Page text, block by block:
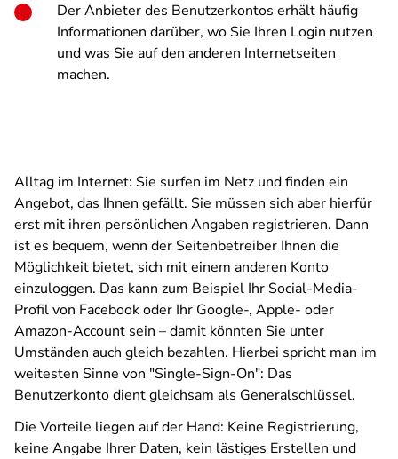
Der Anbieter des Benutzerkontos erhält häufig
Informationen darüber, wo Sie Ihren Login nutzen
und was Sie auf den anderen Internetseiten
machen.
Alltag im Internet: Sie surfen im Netz und finden ein
Angebot, das Ihnen gefällt. Sie müssen sich aber hierfür
erst mit ihren persönlichen Angaben registrieren. Dann
ist es bequem, wenn der Seitenbetreiber Ihnen die
Möglichkeit bietet, sich mit einem anderen Konto
einzuloggen. Das kann zum Beispiel Ihr Social-Media-
Profil von Facebook oder Ihr Google-, Apple- oder
Amazon-Account sein – damit könnten Sie unter
Umständen auch gleich bezahlen. Hierbei spricht man im
weitesten Sinne von "Single-Sign-On": Das
Benutzerkonto dient gleichsam als Generalschlüssel.
Die Vorteile liegen auf der Hand: Keine Registrierung,
keine Angabe Ihrer Daten, kein lästiges Erstellen und